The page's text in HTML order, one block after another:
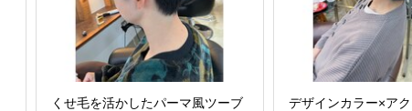
くせ毛を活かしたパーマ風ツーブ
デザインカラー×ア